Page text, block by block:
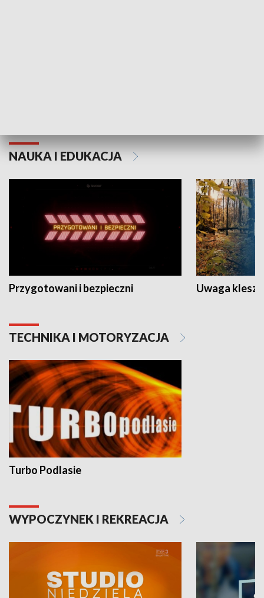
NAUKA I EDUKACJA
Przygotowani i bezpieczni Uwaga
TECHNIKA I MOTORYZACJA
Turbo Podlasie
WYPOCZYNEK I REKREACJA